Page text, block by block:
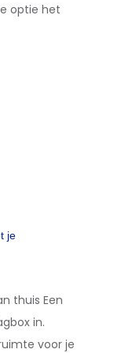
optie het
je
thuis Een
in.
voor je